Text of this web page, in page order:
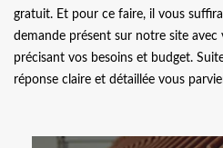
gratuit. Et pour ce faire, il vous
demande présent sur notre site
précisant vos besoins et budget.
réponse claire et détaillée vous